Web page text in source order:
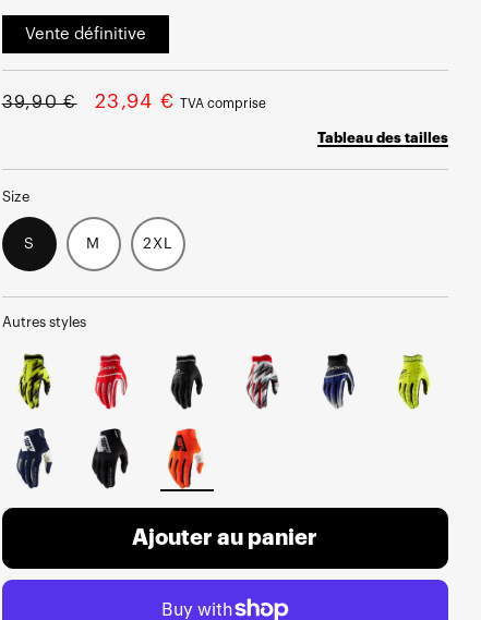
Vente définitive
Prix
39,90 €
Prix
23,94 € TVA comprise
Tableau des tailles
Size
S M 2XL
Autres styles
Ajouter au panier